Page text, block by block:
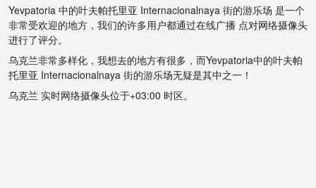
Yevpatoria 中的叶夫帕托里亚 Internacionalnaya 街的游乐场 是一个
非常受欢迎的地方，我们的许多用户都通过在线广播 点对网络摄像头
进行了评分。
乌克兰非常多样化，我想去的地方有很多，而Yevpatoria中的叶夫帕
托里亚 Internacionalnaya 街的游乐场无疑是其中之一！
乌克兰 实时网络摄像头位于+03:00 时区。